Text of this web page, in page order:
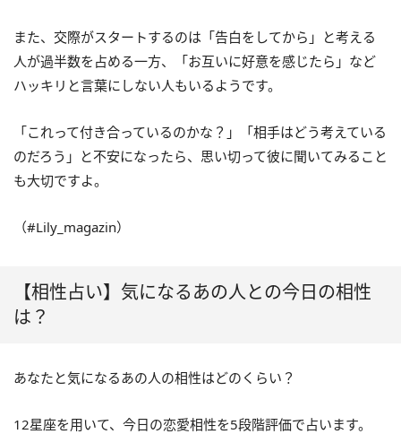
また、交際がスタートするのは「告白をしてから」と考える
人が過半数を占める一方、「お互いに好意を感じたら」など
ハッキリと言葉にしない人もいるようです。
「これって付き合っているのかな？」「相手はどう考えている
のだろう」と不安になったら、思い切って彼に聞いてみること
も大切ですよ。
（#Lily_magazin）
【相性占い】気になるあの人との今日の相性
は？
あなたと気になるあの人の相性はどのくらい？
12星座を用いて、今日の恋愛相性を5段階評価で占います。